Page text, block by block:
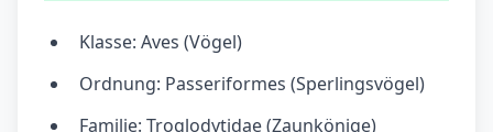
Klasse: Aves (Vögel)
Ordnung: Passeriformes (Sperlingsvögel)
Familie: Troglodytidae (Zaunkönige)